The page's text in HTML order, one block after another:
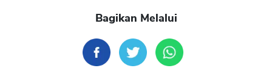
Bagikan Melalui